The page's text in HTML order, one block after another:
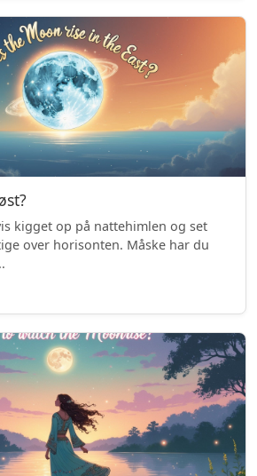
kigget op på nattehimlen og set
over horisonten. Måske har du